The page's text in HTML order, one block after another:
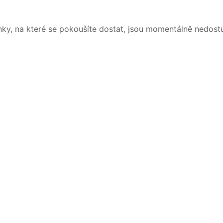
na které se pokoušíte dostat, jsou momentálně